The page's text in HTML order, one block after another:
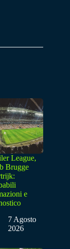
League,
Brugge
e
7 Agosto
2026